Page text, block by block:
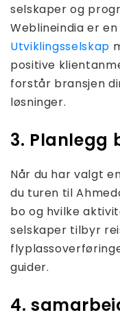
selskaper og
Weblineindia er
Utviklingsselskap
positive
forstår bransjen
løsninger.
3. Planlegg
Når du har valgt
du turen til
bo og hvilke
selskaper tilbyr
guider.
4.